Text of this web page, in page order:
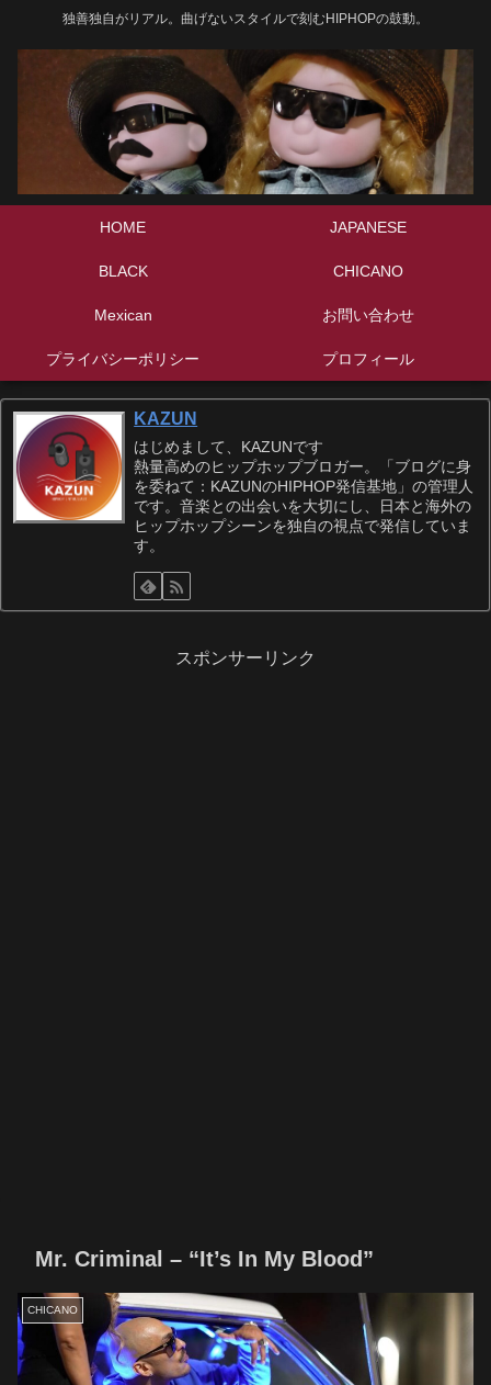
独善独自がリアル。曲げないスタイルで刻むHIPHOPの鼓動。
HOME JAPANESE
BLACK CHICANO
Mexican お問い合わせ
プライバシーポリシー プロフィール
KAZUN
はじめまして、KAZUNです
熱量高めのヒップホップブロガー。「ブログに身
を委ねて：KAZUNのHIPHOP発信基地」の管理人
です。音楽との出会いを大切にし、日本と海外の
ヒップホップシーンを独自の視点で発信していま
す。
スポンサーリンク
Mr. Criminal – “It’s In My Blood”
CHICANO